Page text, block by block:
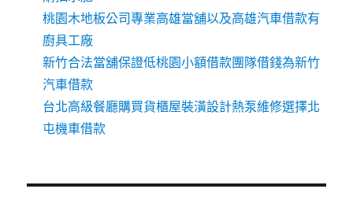
桃園木地板公司專業高雄當舖以及高雄汽車借款有
廚具工廠
新竹合法當舖保證低桃園小額借款團隊借錢為新竹
汽車借款
台北高級餐廳購買貨櫃屋裝潢設計熱泵維修選擇北
屯機車借款